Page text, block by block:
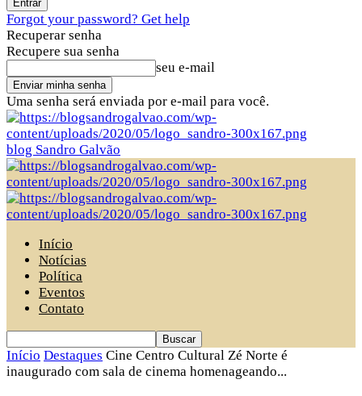
Forgot your password? Get help
Recuperar senha
Recupere sua senha
seu e-mail
Uma senha será enviada por e-mail para você.
blog Sandro Galvão
Início
Notícias
Política
Eventos
Contato
Início Destaques Cine Centro Cultural Zé Norte é
inaugurado com sala de cinema homenageando...